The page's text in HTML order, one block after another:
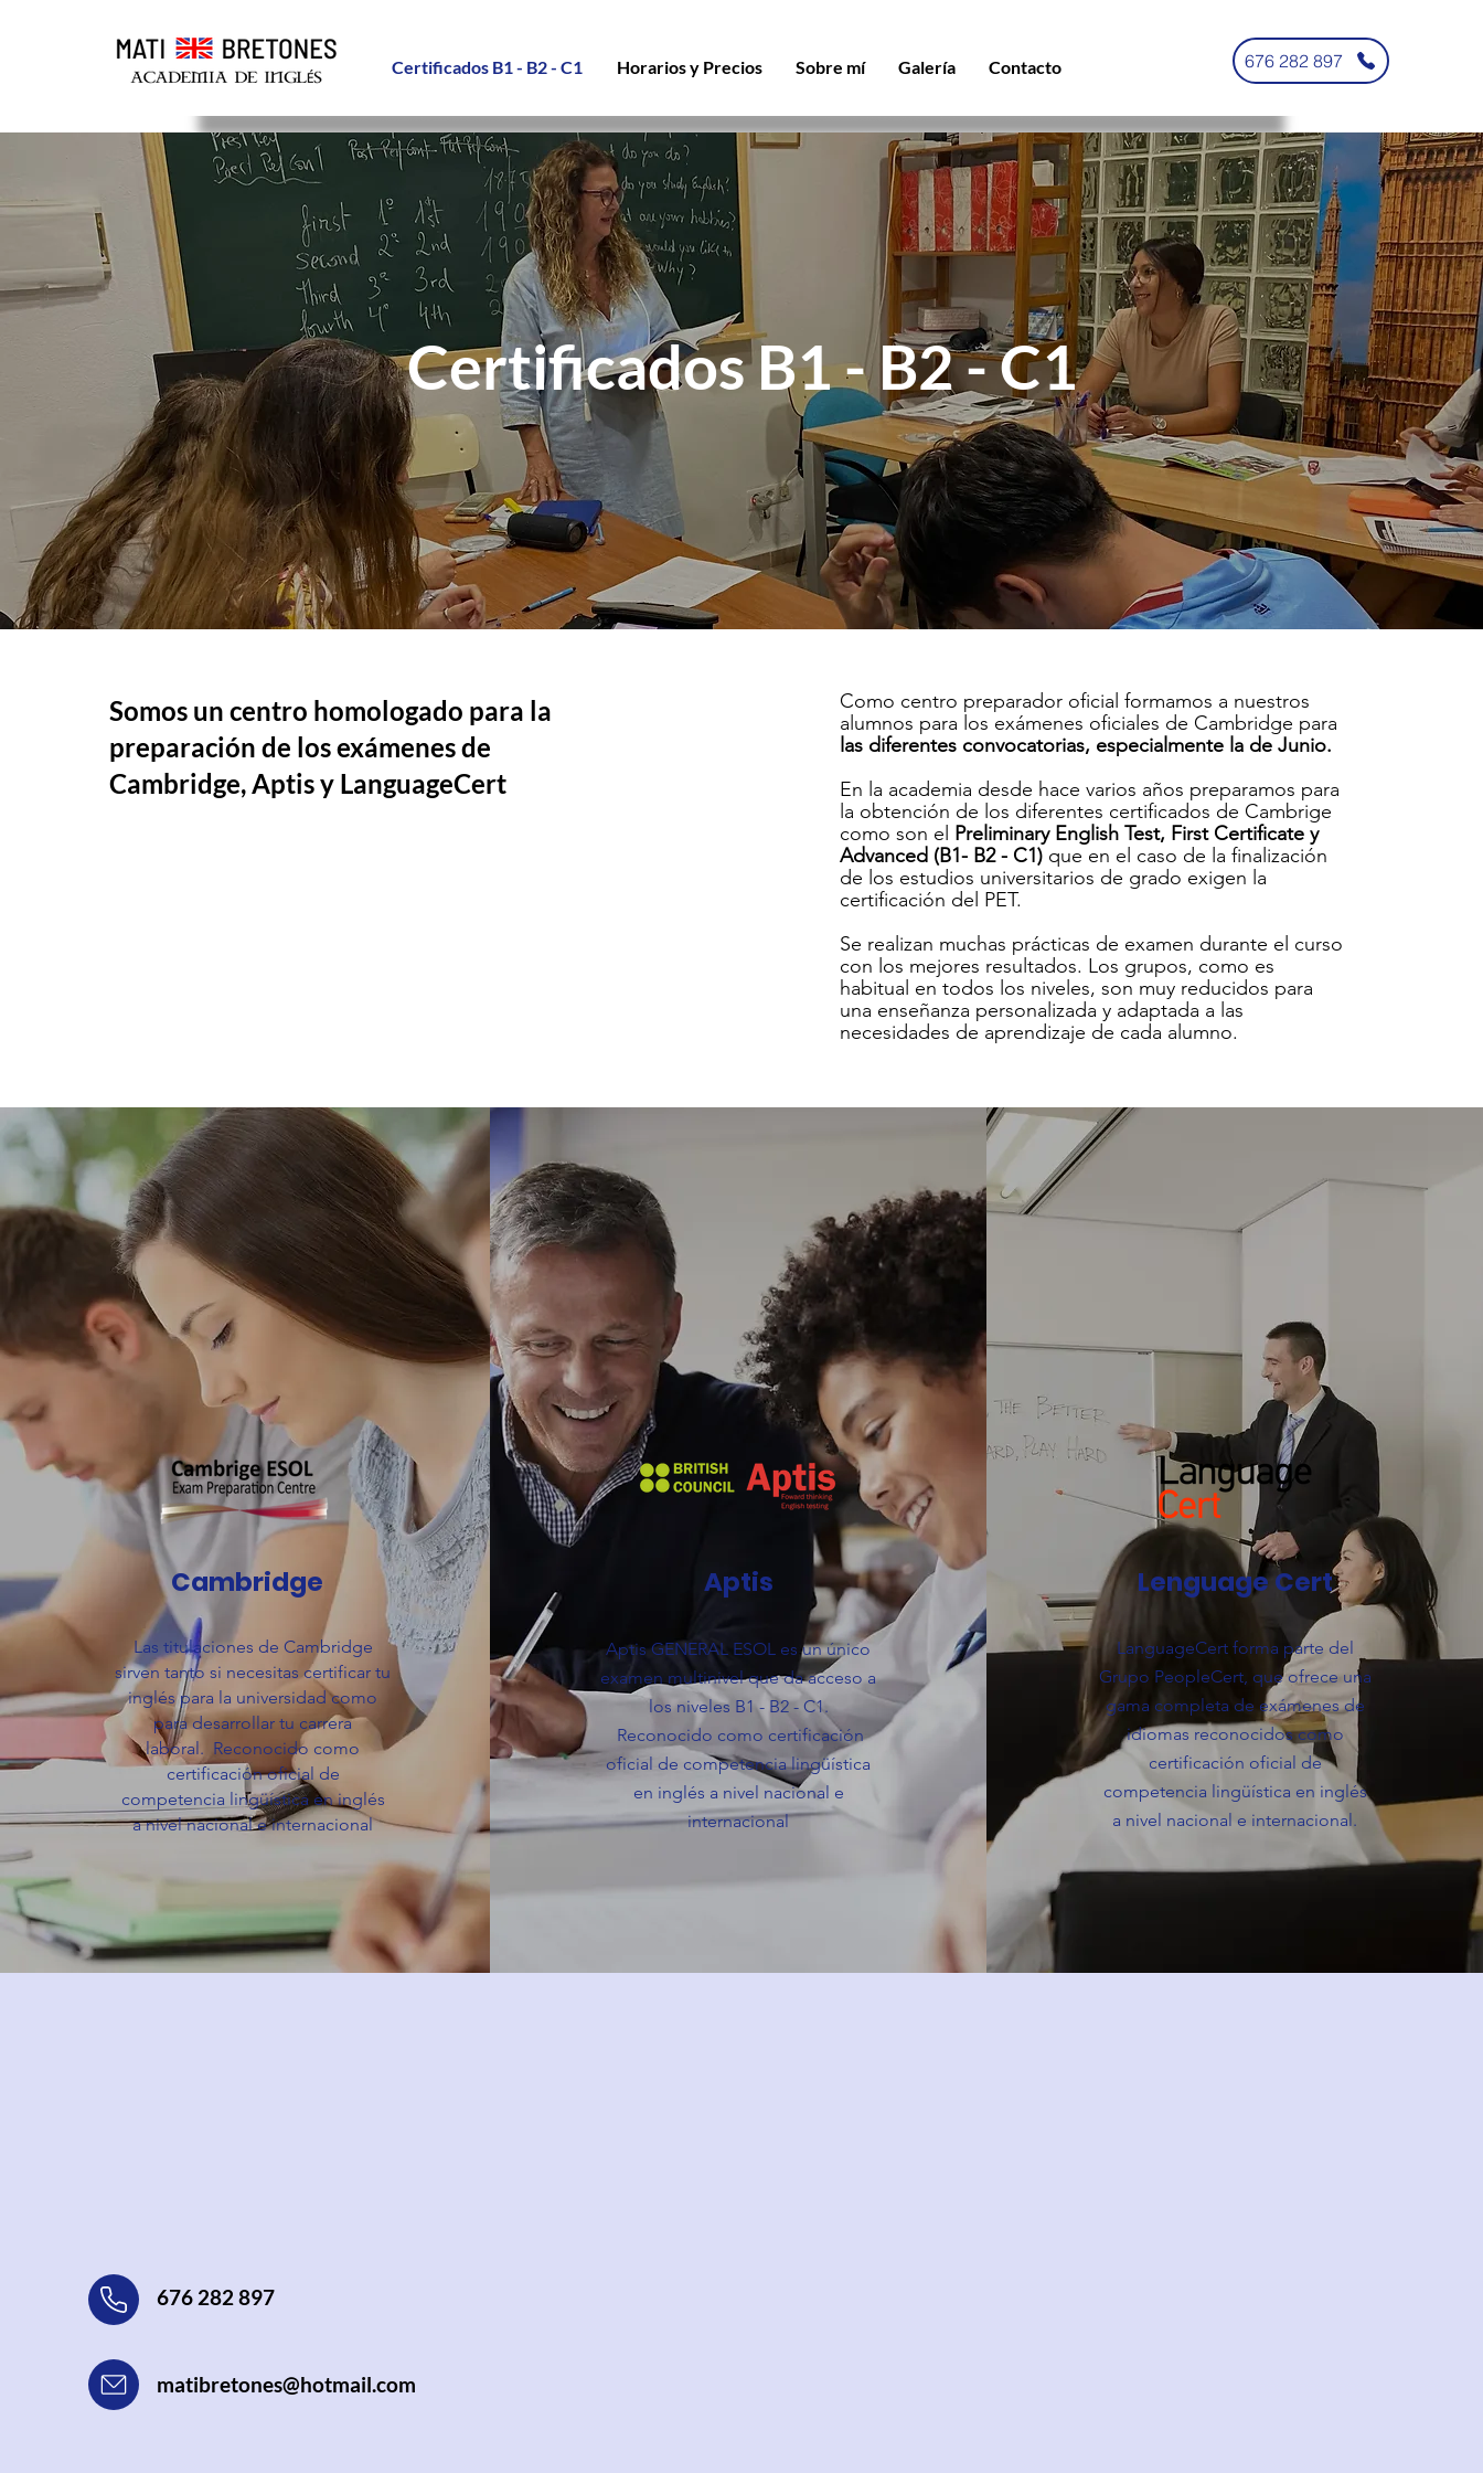
Certificados B1 - B2 - C1 Horarios y Precios Sobre mí Galería Contacto 676 282 897
Certificados B1 - B2 - C1
Somos un centro homologado para la
preparación de los exámenes de
Cambridge, Aptis y LanguageCert
Como centro preparador oficial formamos a nuestros
alumnos para los exámenes oficiales de Cambridge para
las diferentes convocatorias, especialmente la de Junio.
En la academia desde hace varios años preparamos para
la obtención de los diferentes certificados de Cambrige
como son el Preliminary English Test, First Certificate y
Advanced (B1- B2 - C1) que en el caso de la finalización
de los estudios universitarios de grado exigen la
certificación del PET.
Se realizan muchas prácticas de examen durante el curso
con los mejores resultados. Los grupos, como es
habitual en todos los niveles, son muy reducidos para
una enseñanza personalizada y adaptada a las
necesidades de aprendizaje de cada alumno.
Cambridge
Las titulaciones de Cambridge
sirven tanto si necesitas certificar tu
inglés para la universidad como
para desarrollar tu carrera
laboral. Reconocido como
certificación oficial de
competencia lingüística en inglés
a nivel nacional e internacional
Aptis
Aptis GENERAL ESOL es un único
examen multinivel que da acceso a
los niveles B1 - B2 - C1.
Reconocido como certificación
oficial de competencia lingüística
en inglés a nivel nacional e
internacional
Lenguage Cert
LanguageCert forma parte del
Grupo PeopleCert, que ofrece una
gama completa de exámenes de
idiomas reconocidos como
certificación oficial de
competencia lingüística en inglés
a nivel nacional e internacional.
676 282 897
matibretones@hotmail.com